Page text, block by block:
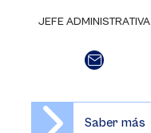
JEFE ADMINISTRATIVA
Saber más